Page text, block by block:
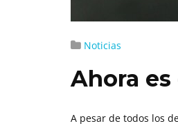
Noticias
Ahora
A pesar de todos los